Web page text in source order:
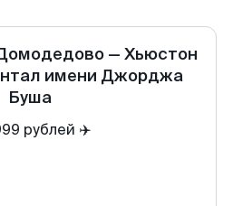
— Хьюстон
имени Джорджа
Буша
рублей ✈️